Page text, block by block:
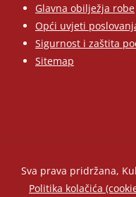
Glavna obilježja robe
Opći uvjeti
Sigurnost i zaštita
Sitemap
Sva prava pridržana,
Politika kolačića